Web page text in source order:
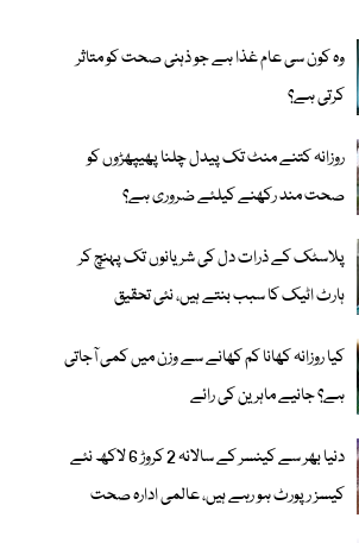
وہ کون سی عام غذا ہے جو ذہنی صحت کو متاثر
کرتی ہے؟
روزانہ کتنے منٹ تک پیدل چلنا پھیپھڑوں کو
صحت مند رکھنے کیلئے ضروری ہے؟
پلاسٹک کے ذرات دل کی شریانوں تک پہنچ کر
ہارٹ اٹیک کا سبب بنتے ہیں، نئی تحقیق
کیا روزانہ کھانا کم کھانے سے وزن میں کمی آجاتی
ہے؟ جانیے ماہرین کی رائے
دنیا بھر سے کینسر کے سالانہ 2 کروڑ 6 لاکھ نئے
کیسز رپورٹ ہو رہے ہیں، عالمی ادارہ صحت